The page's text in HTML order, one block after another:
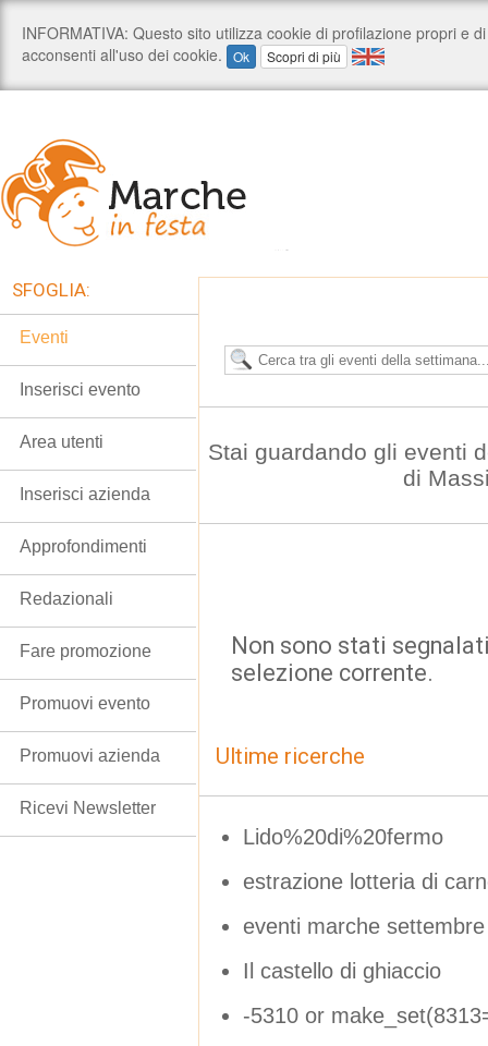
Stai guardando gli eventi
di
Non sono stati
selezione corrente.
Ultime ricerche
Lido%20di%20fermo
estrazione lotteria di
eventi marche
Il castello di ghiaccio
-5310 or
SFOGLIA:
Eventi
Inserisci evento
Area utenti
Inserisci azienda
Approfondimenti
Redazionali
Fare promozione
Promuovi evento
Promuovi azienda
Ricevi Newsletter